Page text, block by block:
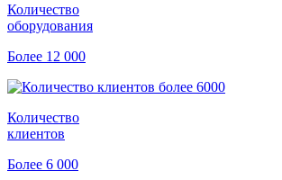
Количество
оборудования
Более 12 000
Количество
клиентов
Более 6 000